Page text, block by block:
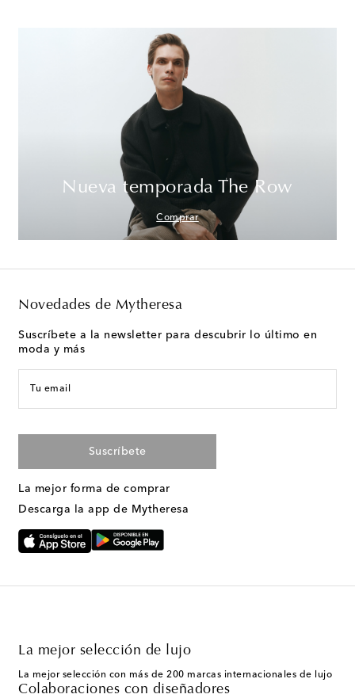
Nueva temporada The Row
Comprar
Novedades de Mytheresa
Suscríbete a la newsletter para descubrir lo último en
moda y más
Tu email
Suscríbete
La mejor forma de comprar
Descarga la app de Mytheresa
La mejor selección de lujo
La mejor selección con más de 200 marcas internacionales de lujo
Colaboraciones con diseñadores